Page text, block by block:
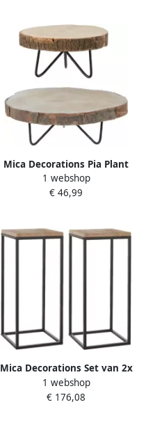
Mica Decorations Pia Plant
verhoger 2x hout-metaal
H14 x D40 H14 x D29 cm
1 webshop
€ 46,99
Mica Decorations Set van 2x
stuks bijzettafels Oskar
vierkant hout metaal zwart
1 webshop
€ 176,08